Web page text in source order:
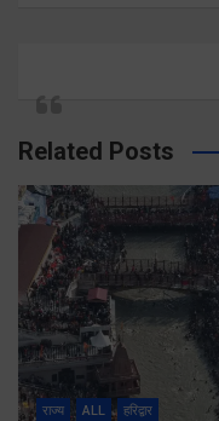
Related Posts
राज्य ALL हरिद्वार